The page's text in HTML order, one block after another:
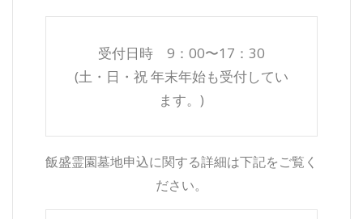
受付日時 9：00〜17：30
(土・日・祝 年末年始も受付してい
ます。)
飯盛霊園墓地申込に関する詳細は下記をご覧く
ださい。